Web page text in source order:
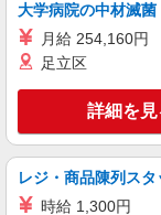
派遣社員
株式会社テクノ・サ
キープ
大学病院の中材滅菌
月給 254,160円
足立区
詳細を見
レジ・商品陳列スタ
時給 1,300円